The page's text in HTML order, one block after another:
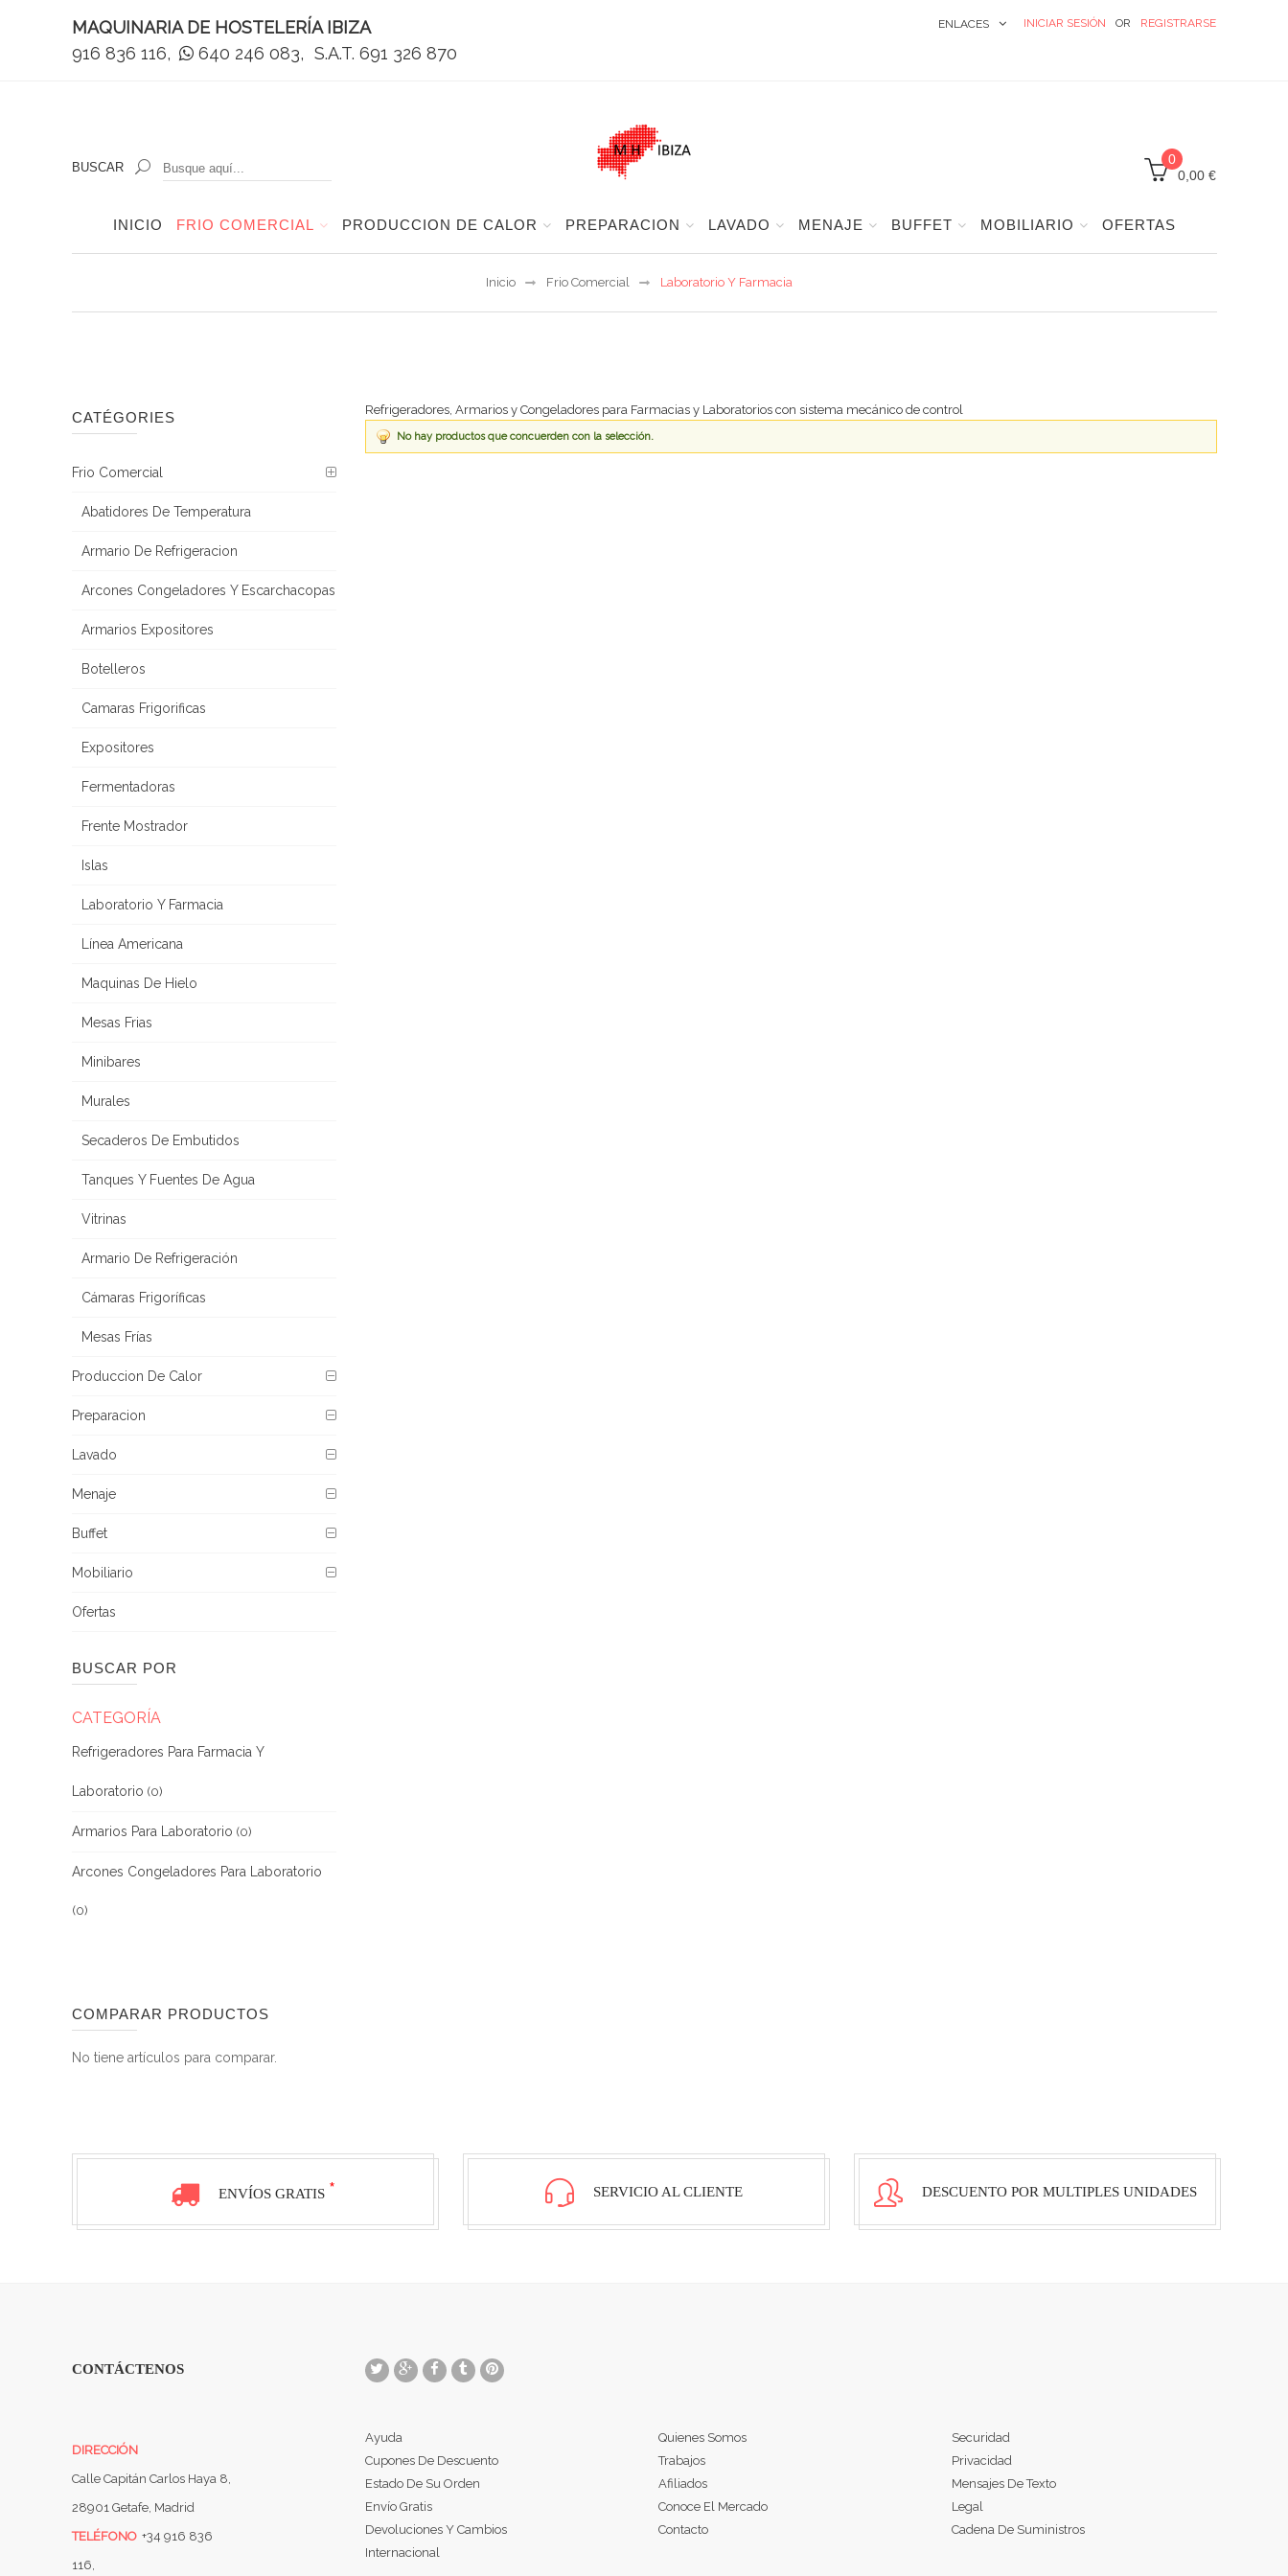
MAQUINARIA DE HOSTELERÍA IBIZA
916 836 116,
640 246 083, S.A.T. 691 326 870
ENLACES INICIAR SESIÓN OR REGISTRARSE
BUSCAR
0
0,00 €
INICIO FRIO COMERCIAL PRODUCCION DE CALOR PREPARACION LAVADO MENAJE BUFFET MOBILIARIO OFERTAS
Inicio Frio Comercial Laboratorio Y Farmacia
Refrigeradores, Armarios y Congeladores para Farmacias y Laboratorios con sistema mecánico de control
No hay productos que concuerden con la selección.
CATÉGORIES
Frio Comercial
Abatidores De Temperatura
Armario De Refrigeracion
Arcones Congeladores Y Escarchacopas
Armarios Expositores
Botelleros
Camaras Frigorificas
Expositores
Fermentadoras
Frente Mostrador
Islas
Laboratorio Y Farmacia
Línea Americana
Maquinas De Hielo
Mesas Frias
Minibares
Murales
Secaderos De Embutidos
Tanques Y Fuentes De Agua
Vitrinas
Armario De Refrigeración
Cámaras Frigoríficas
Mesas Frías
Produccion De Calor
Preparacion
Lavado
Menaje
Buffet
Mobiliario
Ofertas
BUSCAR POR
CATEGORÍA
Refrigeradores Para Farmacia Y
Laboratorio (0)
Armarios Para Laboratorio (0)
Arcones Congeladores Para Laboratorio
(0)
COMPARAR PRODUCTOS
No tiene artículos para comparar.
ENVÍOS GRATIS * SERVICIO AL CLIENTE DESCUENTO POR MULTIPLES UNIDADES
CONTÁCTENOS
DIRECCIÓN
Calle Capitán Carlos Haya 8,
28901 Getafe, Madrid
TELÉFONO +34 916 836
116,
Ayuda
Cupones De Descuento
Estado De Su Orden
Envío Gratis
Devoluciones Y Cambios
Internacional
Quienes Somos
Trabajos
Afiliados
Conoce El Mercado
Contacto
Securidad
Privacidad
Mensajes De Texto
Legal
Cadena De Suministros